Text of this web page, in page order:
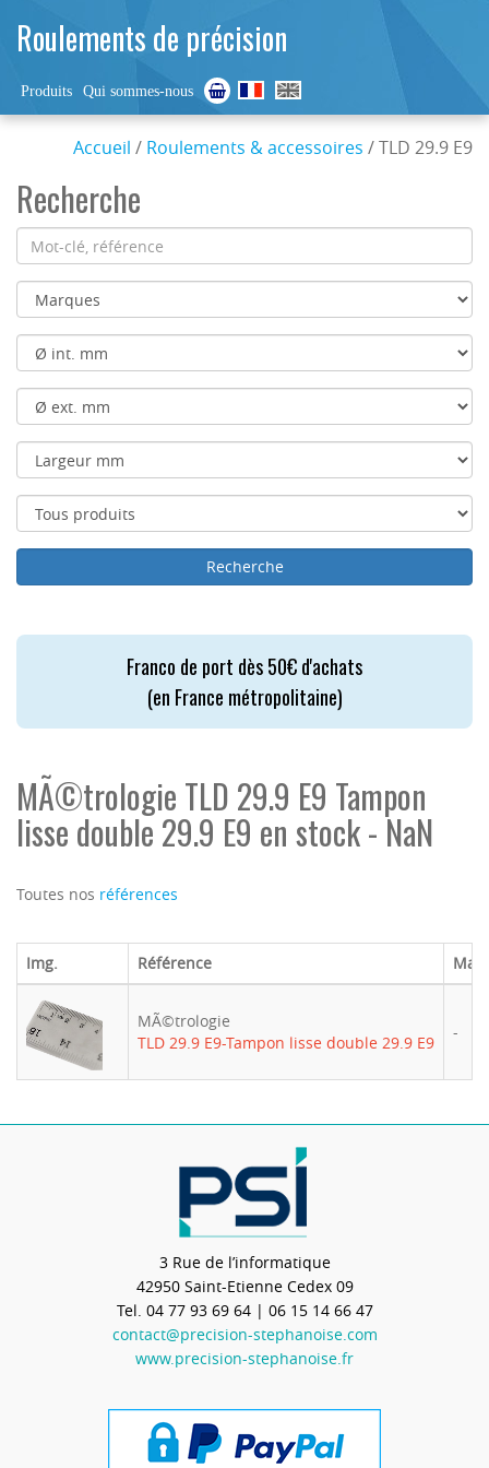
Roulements de précision
Produits Qui sommes-nous
Accueil / Roulements & accessoires / TLD 29.9 E9
Recherche
Franco de port dès 50€ d'achats
(en France métropolitaine)
MÃ©trologie TLD 29.9 E9 Tampon
lisse double 29.9 E9 en stock - NaN
Toutes nos références
Img. Référence
MÃ©trologie
TLD 29.9 E9-Tampon lisse double 29.9 E9
-
3 Rue de l’informatique
42950 Saint-Etienne Cedex 09
Tel. 04 77 93 69 64| 06 15 14 66 47
contact@precision-stephanoise.com
www.precision-stephanoise.fr